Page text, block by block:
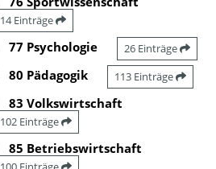
14 Einträge
77 Psychologie 26 Einträge
80 Pädagogik 113 Einträge
83 Volkswirtschaft
102 Einträge
85 Betriebswirtschaft